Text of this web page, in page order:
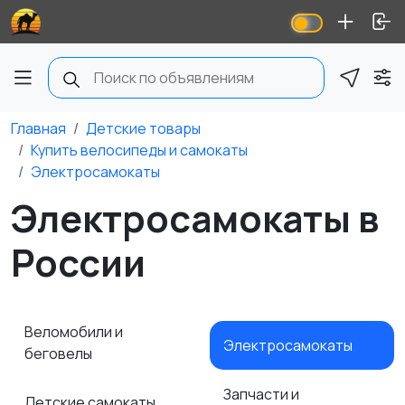
Главная
Детские товары
Купить велосипеды и самокаты
Электросамокаты
Электросамокаты в
России
Веломобили и
беговелы
Электросамокаты
Запчасти и